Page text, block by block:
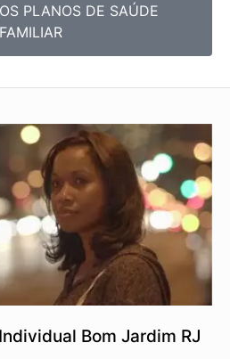
PLANOS DE SAÚDE
FAMILIAR
Bom Jardim RJ